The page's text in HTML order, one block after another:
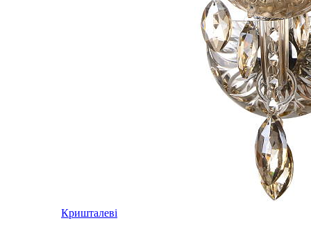
Кришталеві